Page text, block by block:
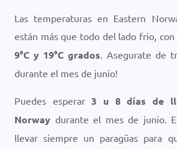
Las temperaturas en Eastern
están más que todo del lado frio, con
9°C y 19°C grados. Asegurate de
durante el mes de junio!
Puedes esperar3 u 8 días de
Norway durante el mes de junio.
llevar siempre un paragüas para